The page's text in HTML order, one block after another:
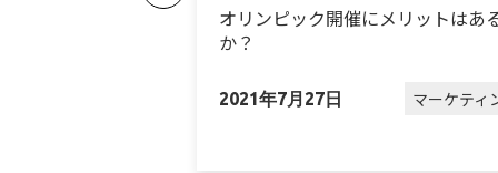
オリンピック開催にメリットはあ
か？
2021年7月27日 マーケティ